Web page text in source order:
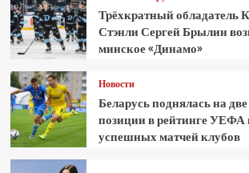
Трёхкратный обладатель
Стэнли Сергей Брылин
минское «Динамо»
Новости
Беларусь поднялась на две
позиции в рейтинге УЕФА
успешных матчей клубов